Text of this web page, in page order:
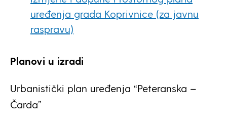
uređenja grada Koprivnice (za javnu
raspravu)
Planovi u izradi
Urbanistički plan uređenja “Peteranska –
Čarda”